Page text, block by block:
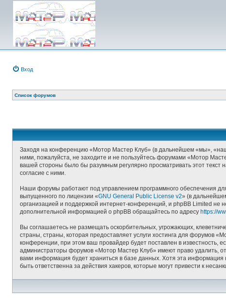
Вход
Список форумов
Заходя на конференцию «Мотор Мастер Клуб» (в дальнейшем «мы»,
ними, пожалуйста, не заходите и не пользуйтесь форумами «Мотор
вашей стороны было бы разумным регулярно просматривать этот
согласие с ними.
Наши форумы работают под управлением программного обеспечения
выпущенного по лицензии «GNU General Public License v2» (в
организацией и поддержкой интернет-конференций, и phpBB Limited не
дополнительной информацией о phpBB обращайтесь по адресу https://
Вы соглашаетесь не размещать оскорбительных, угрожающих,
страны, страны, которая предоставляет услуги хостинга для форумов
конференции, при этом ваш провайдер будет поставлен в известность,
администраторы форумов «Мотор Мастер Клуб» имеют право удалить,
вами информация будет храниться в базе данных. Хотя эта
быть ответственна за действия хакеров, которые могут привести к